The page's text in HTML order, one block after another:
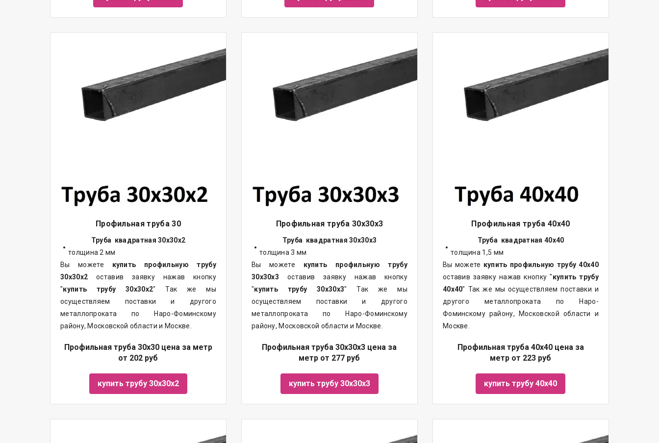
Профильная труба 30
Труба квадратная 30х30х2
толщина 2 мм
Вы можете купить профильную трубу
30х30х2 оставив заявку нажав кнопку
"купить трубу 30х30х2" Так же мы
осуществляем поставки и другого
металлопроката по Наро-Фоминскому
району, Московской области и Москве.
Профильная труба 30х30 цена за метр
от 202 руб
купить трубу 30х30х2
Профильная труба 30х30х3
Труба квадратная 30х30х3
толщина 3 мм
Вы можете купить профильную трубу
30х30х3 оставив заявку нажав кнопку
"купить трубу 30х30х3" Так же мы
осуществляем поставки и другого
металлопроката по Наро-Фоминскому
району, Московской области и Москве.
Профильная труба 30х30х3 цена за
метр от 277 руб
купить трубу 30х30х3
Профильная труба 40х40
Труба квадратная 40х40
толщина 1,5 мм
Вы можете купить профильную трубу 40х40
оставив заявку нажав кнопку "купить трубу
40х40" Так же мы осуществляем поставки и
другого металлопроката по Наро-
Фоминскому району, Московской области и
Москве.
Профильная труба 40х40 цена за
метр от 223 руб
купить трубу 40х40